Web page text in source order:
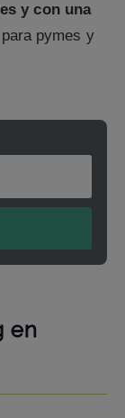
y con una
pymes y
en